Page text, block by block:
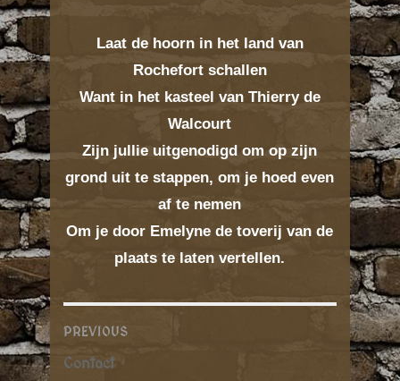
Laat de hoorn in het land van
Rochefort schallen
Want in het kasteel van Thierry de
Walcourt
Zijn jullie uitgenodigd om op zijn
grond uit te stappen, om je hoed even
af te nemen
Om je door Emelyne de toverij van de
plaats te laten vertellen.
P
PREVIOUS
P
Contact